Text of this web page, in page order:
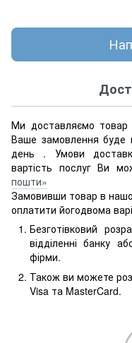
Ми доставляємо
Ваше замовлення буде
день . Умови
вартість послуг Ви
пошти»
Замовивши товар в
оплатити йогодвома
Безготівковий
відділенні банку
фірми.
Також ви можете
Visa та MasterCard.